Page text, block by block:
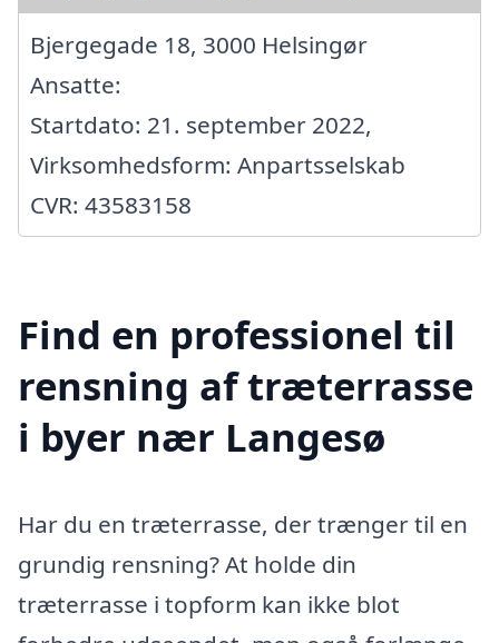
Bjergegade 18, 3000 Helsingør
Ansatte:
Startdato: 21. september 2022,
Virksomhedsform: Anpartsselskab
CVR: 43583158
Find en professionel til
rensning af træterrasse
i byer nær Langesø
Har du en træterrasse, der trænger til en
grundig rensning? At holde din
træterrasse i topform kan ikke blot